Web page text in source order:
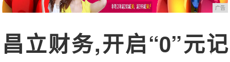
广告
昌立财务,开启“0”元记